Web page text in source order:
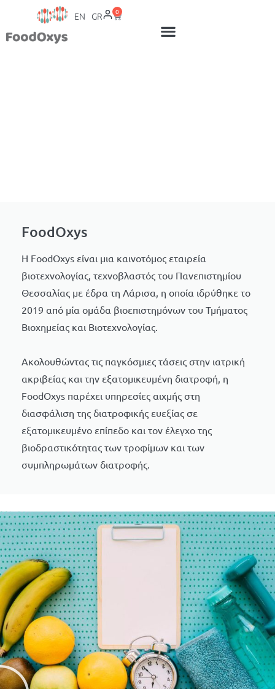
EN GR 0
FoodOxys
Η FoodOxys είναι μια καινοτόμος εταιρεία
βιοτεχνολογίας, τεχνοβλαστός του Πανεπιστημίου
Θεσσαλίας με έδρα τη Λάρισα, η οποία ιδρύθηκε το
2019 από μία ομάδα βιοεπιστημόνων του Τμήματος
Βιοχημείας και Βιοτεχνολογίας.
Ακολουθώντας τις παγκόσμιες τάσεις στην ιατρική
ακριβείας και την εξατομικευμένη διατροφή, η
FoodOxys παρέχει υπηρεσίες αιχμής στη
διασφάλιση της διατροφικής ευεξίας σε
εξατομικευμένο επίπεδο και τον έλεγχο της
βιοδραστικότητας των τροφίμων και των
συμπληρωμάτων διατροφής.